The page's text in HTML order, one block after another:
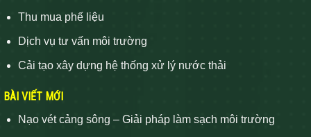
Thu mua phế liệu
Dịch vụ tư vấn môi trường
Cải tạo xây dựng hệ thống xử lý nước thải
BÀI VIẾT MỚI
Nạo vét cảng sông – Giải pháp làm sạch môi trường